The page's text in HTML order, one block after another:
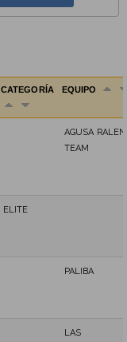
CATEGORÍA EQUIPO
AGUSA RALEN
TEAM
ELITE
PALIBA
LAS